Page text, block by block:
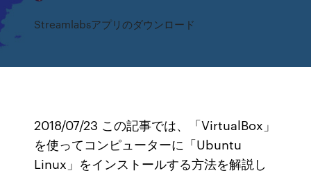
Streamlabsアプリのダウンロード
2018/07/23 この記事では、「VirtualBox」
を使ってコンピューターに「Ubuntu
Linux」をインストールする方法を解説し